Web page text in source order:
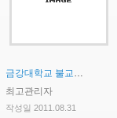
금강대학교 불교문화연구소 인문한국(HK)사업 HK연구교수(외국인) 초빙 공고
최고관리자
작성일 2011.08.31